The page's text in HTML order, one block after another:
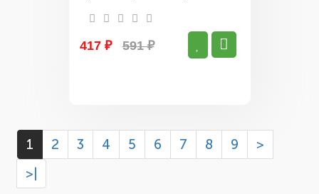
417 ₽ 591 ₽
1 2 3 4 5 6 7 8 9
>
>|